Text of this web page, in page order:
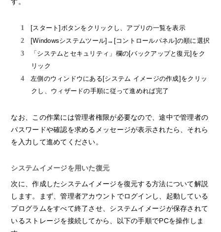
す。
[スタート]ボタンをクリックし、アプリの一覧を表示
[Windowsシステムツール]→[コントロールパネル]の順に選択
「システムとセキュリティ」欄の[バックアップと復元]をク
リック
左側のウィンドウにある[システム イメージの作成]をクリッ
クし、ウィザードの手順に従って進めれば完了
なお、この作業には管理者権限が必要なので、途中で管理者の
パスワードや確認を求めるメッセージが表示されたら、それら
を入力して進めてください。
システムイメージを用いた復元
次に、作成したシステムイメージを復元する方法について解説
します。まず、管理者アカウントでログインし、起動している
プログラムをすべて終了させ、システムイメージが保存されて
いるストレージを接続してから、以下の手順でPCを操作しま